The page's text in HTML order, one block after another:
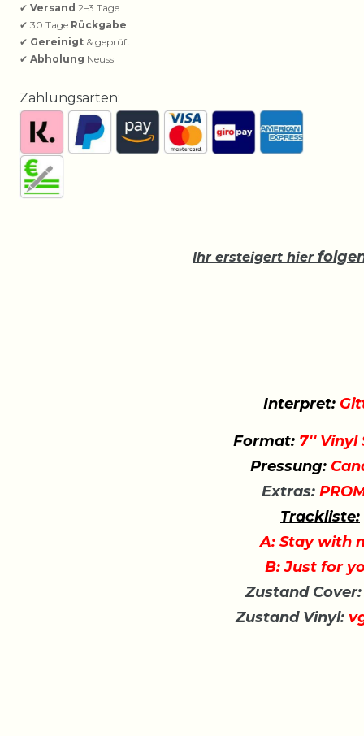
✔ Versand 2–3 Tage
✔ 30 Tage Rückgabe
✔ Gereinigt & geprüft
✔ Abholung Neuss
Zahlungsarten:
Ihr ersteigert hier
Interpret:
Format:7'' Vinyl
Pressung:
Extras:
Trackliste:
A: Stay with
B: Just for
Zustand Cover:
Zustand Vinyl: